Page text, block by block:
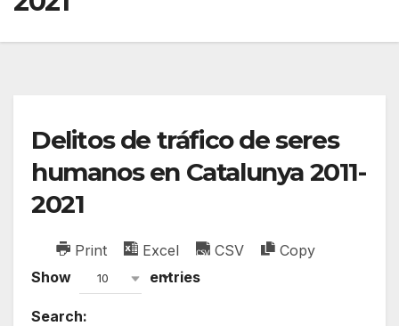
Delitos de tráfico de seres
humanos en Catalunya 2011-
2021
Print Excel CSV
Copy
Show
10 entries
Search: